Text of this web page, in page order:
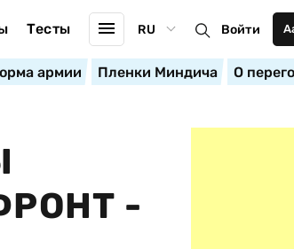
Тесты RU Войти
армии Пленки Миндича О
-